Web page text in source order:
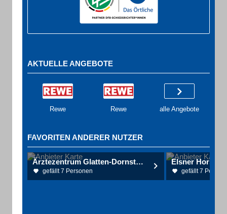
AKTUELLE ANGEBOTE
Rewe Rewe alle Angebote
FAVORITEN ANDERER NUTZER
Ärztezentrum Glatten-Dornstetten Dr. Binder, Drs. Deeg, Dr. Esch, Schmidt Fachärzte für Allgemeinmedizin
gefällt 7 Personen gefällt 7